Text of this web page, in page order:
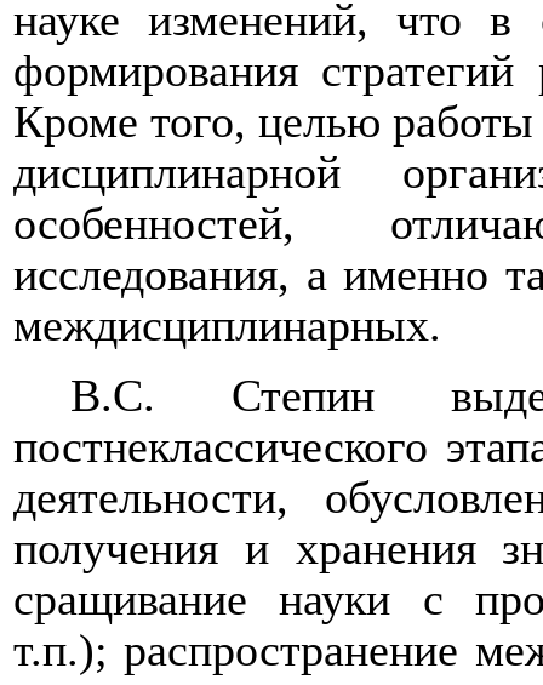
науке изменений, что в
формирования
Кроме того, целью работы
дисциплинарной
особенностей,
исследования, а именно
междисциплинарных.
В.С. Степин
постнеклассического
деятельности,
получения и хранения
сращивание науки с
т.п.); распространение